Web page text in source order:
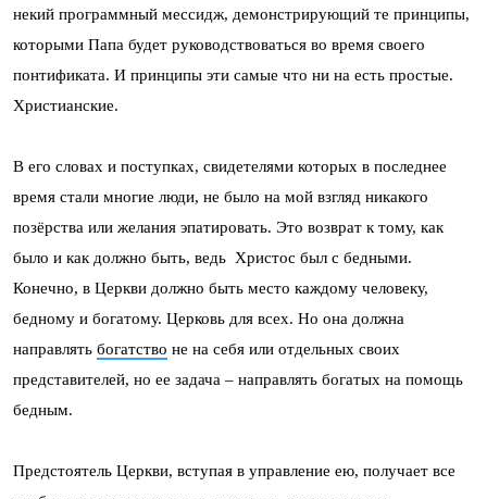
некий программный мессидж, демонстрирующий те принципы,
которыми Папа будет руководствоваться во время своего
понтификата. И принципы эти самые что ни на есть простые.
Христианские.
В его словах и поступках, свидетелями которых в последнее
время стали многие люди, не было на мой взгляд никакого
позёрства или желания эпатировать. Это возврат к тому, как
было и как должно быть, ведь Христос был с бедными.
Конечно, в Церкви должно быть место каждому человеку,
бедному и богатому. Церковь для всех. Но она должна
направлять богатство не на себя или отдельных своих
представителей, но ее задача – направлять богатых на помощь
бедным.
Предстоятель Церкви, вступая в управление ею, получает все